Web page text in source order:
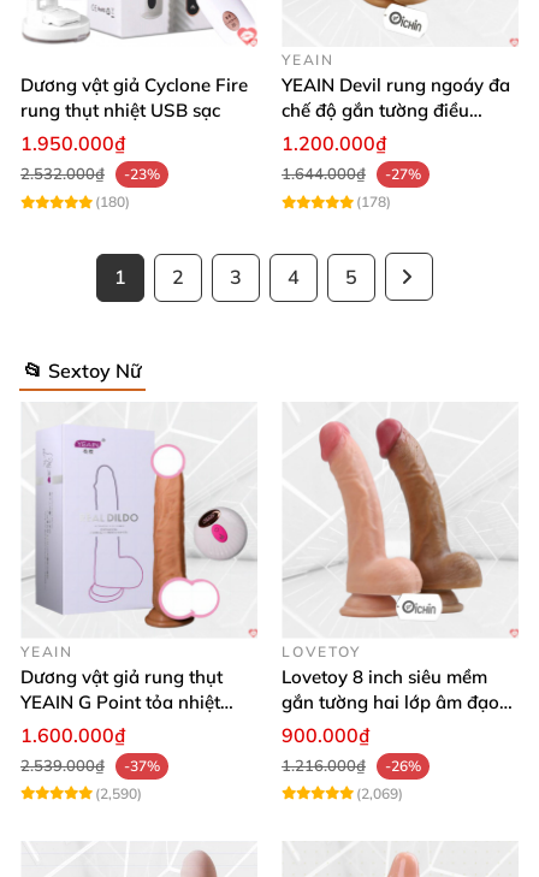
Dương vật giả Cyclone Fire
rung thụt nhiệt USB sạc
1.950.000₫
2.532.000₫
-23%
(180)
YEAIN
YEAIN Devil rung ngoáy đa
chế độ gắn tường điều
khiển từ xa tiện lợi
1.200.000₫
1.644.000₫
-27%
(178)
1 2 3 4 5
📂 Sextoy Nữ
YEAIN
Dương vật giả rung thụt
YEAIN G Point tỏa nhiệt
điều khiển từ xa
1.600.000₫
2.539.000₫
-37%
(2,590)
LOVETOY
Lovetoy 8 inch siêu mềm
gắn tường hai lớp âm đạo
giả chuẩn y tế
900.000₫
1.216.000₫
-26%
(2,069)